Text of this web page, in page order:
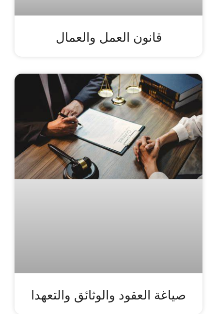
قانون العمل والعمال
صياغة العقود والوثائق والتعهدا